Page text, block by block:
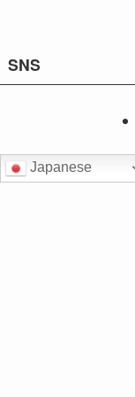
SNS
Japanese